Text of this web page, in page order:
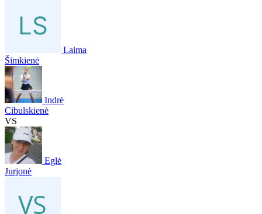
Laima
Šimkienė
Indrė
Cibulskienė
VS
Eglė
Jurjonė